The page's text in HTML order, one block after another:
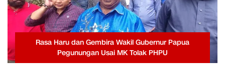
Rasa Haru dan Gembira Wakil Gubernur Papua
Pegunungan Usai MK Tolak PHPU